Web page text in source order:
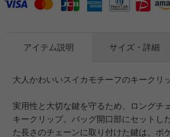
アイテム説明
大人かわいいスイカモチーフのキークリッ
実用性と大切な鍵を守るため、ロングチ
キークリップ。バッグ開口部にセットし
た長さのチェーンに取り付けた鍵は、ポ
サイズ・詳細